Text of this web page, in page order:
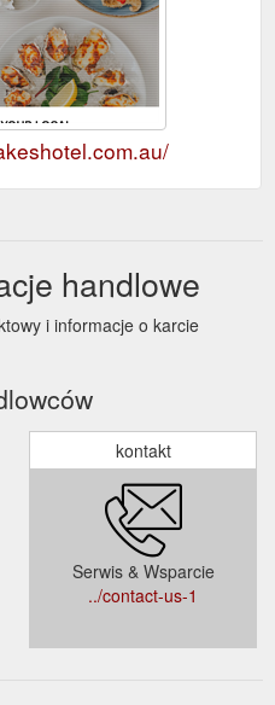
handlowe
i informacje o karcie
kontakt
Serwis & Wsparcie
../contact-us-1